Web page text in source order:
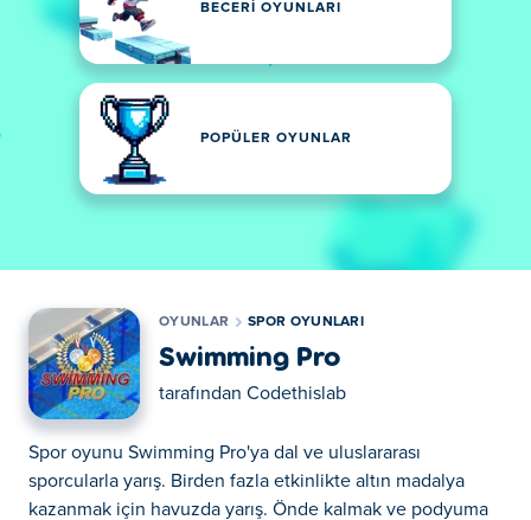
BECERI OYUNLARI
POPÜLER OYUNLAR
OYUNLAR SPOR OYUNLARI
Swimming Pro
tarafından Codethislab
Spor oyunu Swimming Pro'ya dal ve uluslararası
sporcularla yarış. Birden fazla etkinlikte altın madalya
kazanmak için havuzda yarış. Önde kalmak ve podyuma